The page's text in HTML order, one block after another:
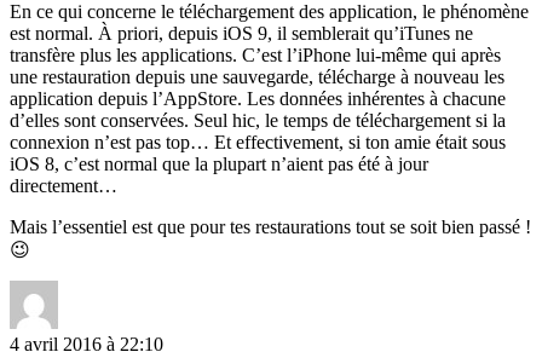
En ce qui concerne le téléchargement des application, le phénomène
est normal. À priori, depuis iOS 9, il semblerait qu’iTunes ne
transfère plus les applications. C’est l’iPhone lui-même qui après
une restauration depuis une sauvegarde, télécharge à nouveau les
application depuis l’AppStore. Les données inhérentes à chacune
d’elles sont conservées. Seul hic, le temps de téléchargement si la
connexion n’est pas top… Et effectivement, si ton amie était sous
iOS 8, c’est normal que la plupart n’aient pas été à jour
directement…
Mais l’essentiel est que pour tes restaurations tout se soit bien passé !
😉
4 avril 2016 à 22:10